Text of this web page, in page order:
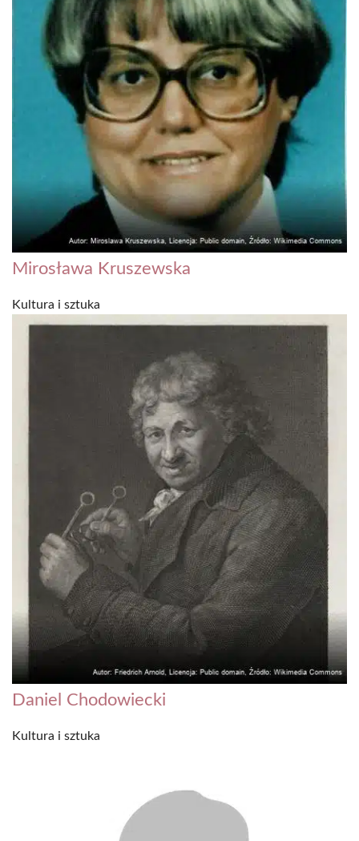
Mirosława Kruszewska
Kultura i sztuka
Daniel Chodowiecki
Kultura i sztuka